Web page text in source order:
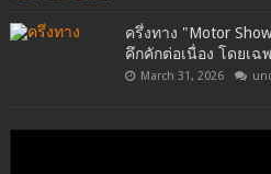
ครึ่งทาง "Motor
คึกคักต่อเนื่อง โดยเ
March 31, 2026